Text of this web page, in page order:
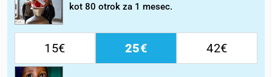
kot 80 otrok za 1 mesec.
15 25 42